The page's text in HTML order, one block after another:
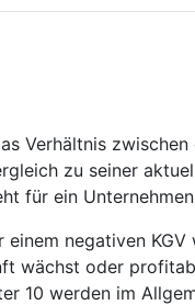
Verhältnis
zu seiner
für ein
negativen
wächst oder
10 werden im